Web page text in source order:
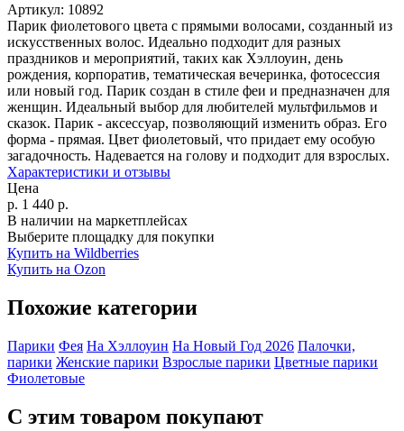
Артикул: 10892
Парик фиолетового цвета с прямыми волосами, созданный из
искусственных волос. Идеально подходит для разных
праздников и мероприятий, таких как Хэллоуин, день
рождения, корпоратив, тематическая вечеринка, фотосессия
или новый год. Парик создан в стиле феи и предназначен для
женщин. Идеальный выбор для любителей мультфильмов и
сказок. Парик - аксессуар, позволяющий изменить образ. Его
форма - прямая. Цвет фиолетовый, что придает ему особую
загадочность. Надевается на голову и подходит для взрослых.
Характеристики и отзывы
Цена
р. 1 440 р.
В наличии на маркетплейсах
Выберите площадку для покупки
Купить на Wildberries
Купить на Ozon
Похожие категории
Парики Фея На Хэллоуин На Новый Год 2026 Палочки,
парики Женские парики Взрослые парики Цветные парики
Фиолетовые
С этим товаром покупают